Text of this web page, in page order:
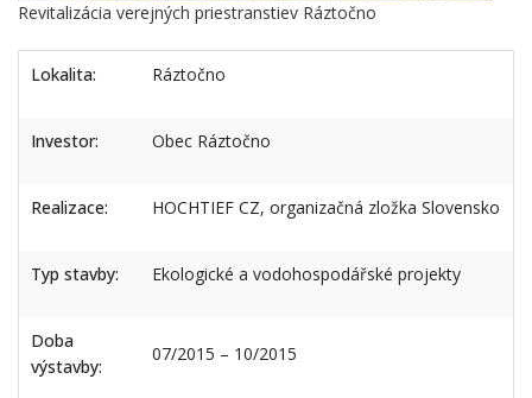
Revitalizácia verejných priestranstiev Ráztočno
Lokalita: Ráztočno
Investor: Obec Ráztočno
Realizace: HOCHTIEF CZ, organizačná zložka Slovensko
Typ stavby: Ekologické a vodohospodářské projekty
Doba
výstavby:
07/2015 – 10/2015